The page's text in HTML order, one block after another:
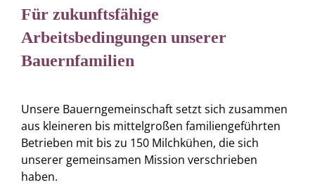
Für zukunftsfähige
Arbeitsbedingungen unserer
Bauernfamilien
Unsere Bauerngemeinschaft setzt sich zusammen
aus kleineren bis mittelgroßen familiengeführten
Betrieben mit bis zu 150 Milchkühen, die sich
unserer gemeinsamen Mission verschrieben
haben.